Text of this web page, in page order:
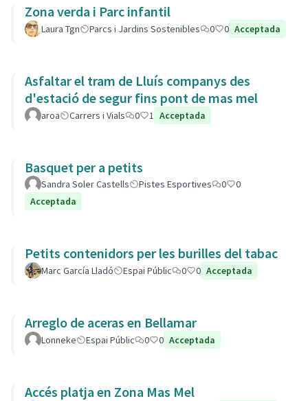
Zona verda i Parc infantil
Laura Tgn Parcs i Jardins Sostenibles 0 0 Acceptada
Asfaltar el tram de Lluís companys des
d'estació de segur fins pont de mas mel
aroa Carrers i Vials 0 1 Acceptada
Basquet per a petits
Sandra Soler Castells Pistes Esportives 0
0
Acceptada
Petits contenidors per les burilles del tabac
Marc García Lladó Espai Públic 0 0 Acceptada
Arreglo de aceras en Bellamar
Lonneke Espai Públic 0 0 Acceptada
Accés platja en Zona Mas Mel